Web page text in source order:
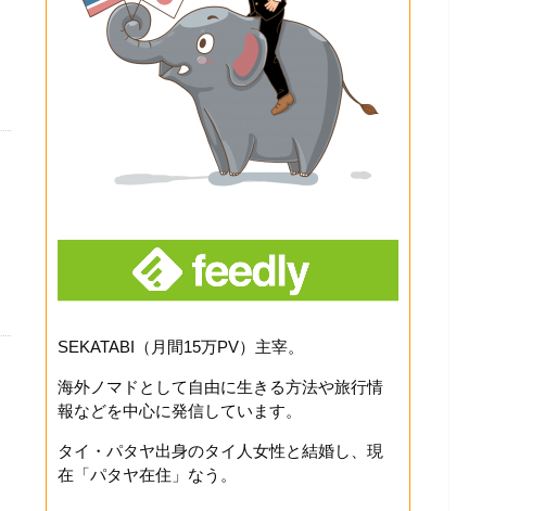
SEKATABI（月間15万PV）主宰。
海外ノマドとして自由に生きる方法や旅行情
報などを中心に発信しています。
タイ・パタヤ出身のタイ人女性と結婚し、現
在「パタヤ在住」なう。